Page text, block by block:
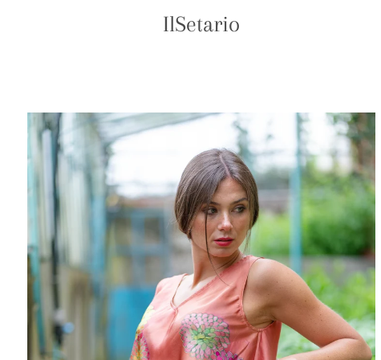
IlSetario
PREVIOUS NEXT
Slide
2
Slide
3
Slide
4